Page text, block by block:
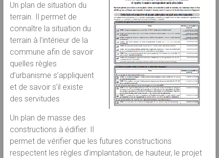
Un plan de situation du
terrain. Il permet de
connaître la situation du
terrain à l’intérieur de la
commune afin de savoir
quelles règles
d’urbanisme s’appliquent
et de savoir s’il existe
des servitudes
Un plan de masse des
constructions à édifier. Il
permet de vérifier que les futures constructions
respectent les règles d’implantation, de hauteur, le projet